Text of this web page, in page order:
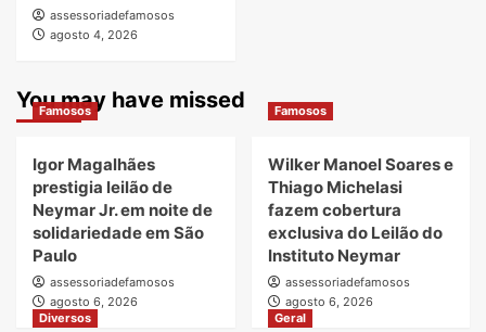
assessoriadefamosos
agosto 4, 2026
You may have missed
Famosos
Igor Magalhães
prestigia leilão de
Neymar Jr. em noite de
solidariedade em São
Paulo
assessoriadefamosos
agosto 6, 2026
Famosos
Wilker Manoel Soares e
Thiago Michelasi
fazem cobertura
exclusiva do Leilão do
Instituto Neymar
assessoriadefamosos
agosto 6, 2026
Diversos
Geral